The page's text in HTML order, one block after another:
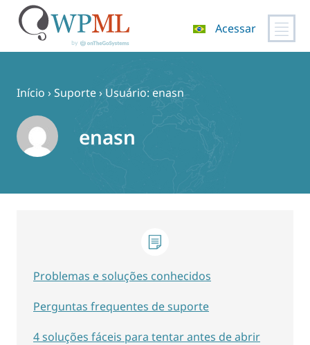
Acessar
Início ›Suporte› Usuário: enasn
enasn
Problemas e soluções conhecidos
Perguntas frequentes de suporte
4 soluções fáceis para tentar antes de abrir